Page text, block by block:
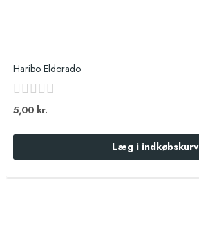
Haribo Eldorado
5,00 kr.
Læg i indkøbskurv